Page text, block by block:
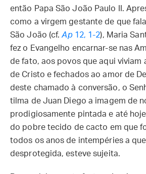
então Papa São João Paulo II.
como a virgem gestante de que
São João (cf.Ap12, 1-2), Maria
fez o Evangelho encarnar-se nas
de fato, aos povos que aqui viviam
de Cristo e fechados ao amor de
deste chamado à conversão, o
tilma de Juan Diego a imagem de
prodigiosamente pintada e até
do pobre tecido de cacto em que
todos os anos de intempéries a
desprotegida, esteve sujeita.